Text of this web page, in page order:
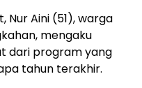
Nur Aini (51), warga
mengaku
dari program yang
tahun terakhir.